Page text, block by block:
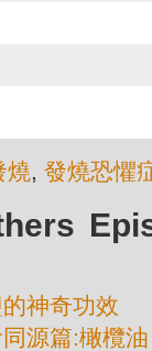
燒, 發燒恐懼
神奇功效
源篇:橄欖油